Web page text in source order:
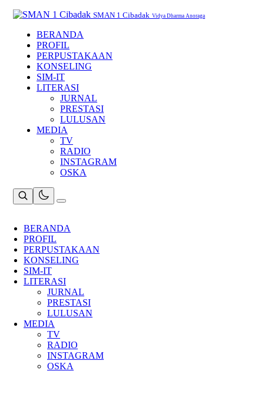
SMAN 1 Cibadak Vidya Dharma Anoraga
BERANDA
PROFIL
PERPUSTAKAAN
KONSELING
SIM-IT
LITERASI
JURNAL
PRESTASI
LULUSAN
MEDIA
TV
RADIO
INSTAGRAM
OSKA
BERANDA
PROFIL
PERPUSTAKAAN
KONSELING
SIM-IT
LITERASI
JURNAL
PRESTASI
LULUSAN
MEDIA
TV
RADIO
INSTAGRAM
OSKA